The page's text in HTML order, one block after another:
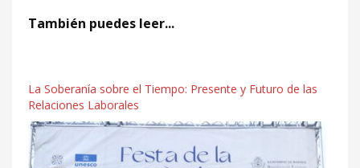
También puedes leer...
La Soberanía sobre el Tiempo: Presente y Futuro de las
Relaciones Laborales